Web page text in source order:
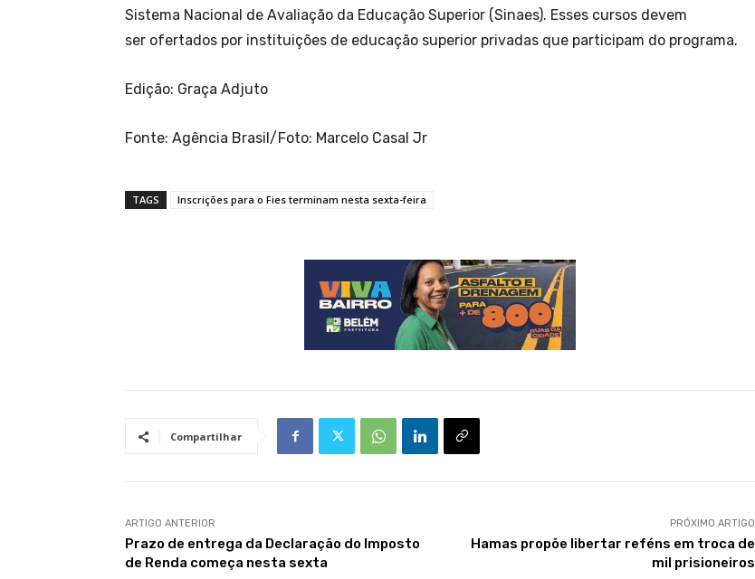
Sistema Nacional de Avaliação da Educação Superior (Sinaes). Esses cursos devem
ser ofertados por instituições de educação superior privadas que participam do programa.
Edição: Graça Adjuto
Fonte: Agência Brasil/Foto: Marcelo Casal Jr
TAGS Inscrições para o Fies terminam nesta sexta-feira
Compartilhar
ARTIGO ANTERIOR
Prazo de entrega da Declaração do Imposto
de Renda começa nesta sexta
PRÓXIMO ARTIGO
Hamas propõe libertar reféns em troca de
mil prisioneiros